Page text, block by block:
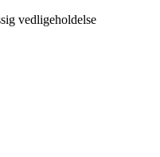
vedligeholdelse